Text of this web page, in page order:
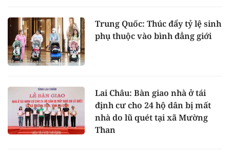
Trung Quốc: Thúc đẩy tỷ lệ sinh
phụ thuộc vào bình đẳng giới
Lai Châu: Bàn giao nhà ở tái
định cư cho 24 hộ dân bị mất
nhà do lũ quét tại xã Mường
Than